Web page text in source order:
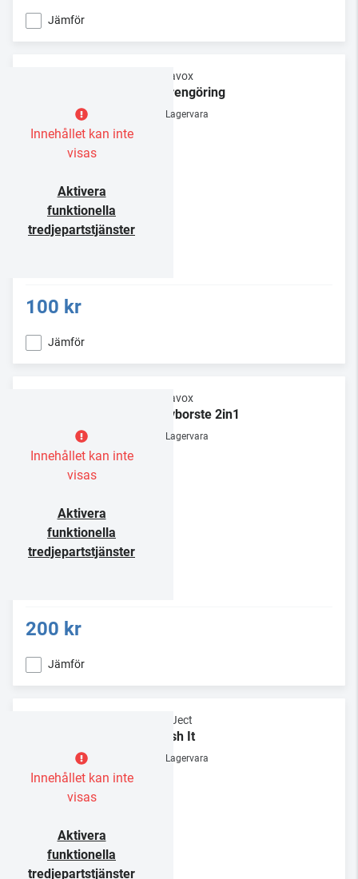
Jämför
Innehållet kan inte
visas
Aktivera
funktionella
tredjepartstjänster
Dynavox
Nålrengöring
Lagervara
100 kr
Jämför
Innehållet kan inte
visas
Aktivera
funktionella
tredjepartstjänster
Dynavox
Skivborste 2in1
Lagervara
200 kr
Jämför
Innehållet kan inte
visas
Aktivera
funktionella
tredjepartstjänster
Pro-Ject
Brush It
Lagervara